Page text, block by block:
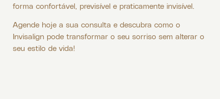
forma confortável, previsível e praticamente invisível.
Agende hoje a sua consulta e descubra como o
Invisalign pode transformar o seu sorriso sem alterar o
seu estilo de vida!